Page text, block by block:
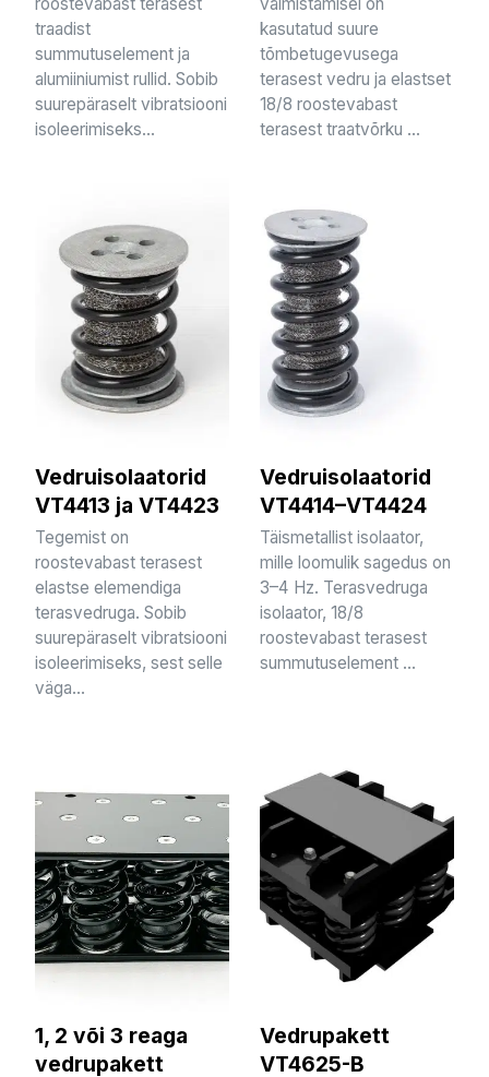
traadist
summutuselement ja
alumiiniumist rullid. Sobib
suurepäraselt vibratsiooni
isoleerimiseks...
kasutatud suure
tõmbetugevusega
terasest vedru ja elastset
18/8 roostevabast
terasest traatvõrku ...
Vedruisolaatorid
VT4413 ja VT4423
Tegemist on
roostevabast terasest
elastse elemendiga
terasvedruga. Sobib
suurepäraselt vibratsiooni
isoleerimiseks, sest selle
väga...
Vedruisolaatorid
VT4414–VT4424
Täismetallist isolaator,
mille loomulik sagedus on
3–4 Hz. Terasvedruga
isolaator, 18/8
roostevabast terasest
summutuselement ...
1, 2 või 3 reaga
vedrupakett
Vedrupakett
VT4625-B